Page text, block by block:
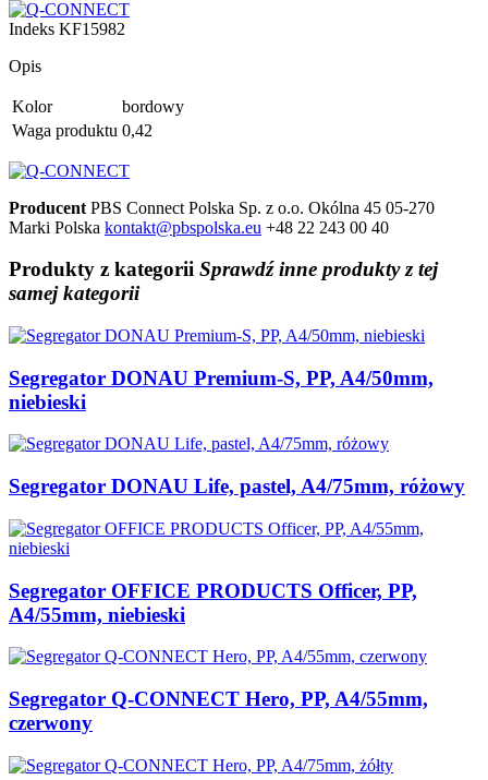
Indeks KF15982
Opis
Kolor
bordowy
Waga produktu 0,42
Producent PBS Connect Polska Sp. z o.o. Okólna 45 05-270
Marki Polska kontakt@pbspolska.eu +48 22 243 00 40
Produkty z kategorii Sprawdź inne produkty z tej
samej kategorii
Segregator DONAU Premium-S, PP, A4/50mm,
niebieski
Segregator DONAU Life, pastel, A4/75mm, różowy
Segregator OFFICE PRODUCTS Officer, PP,
A4/55mm, niebieski
Segregator Q-CONNECT Hero, PP, A4/55mm,
czerwony